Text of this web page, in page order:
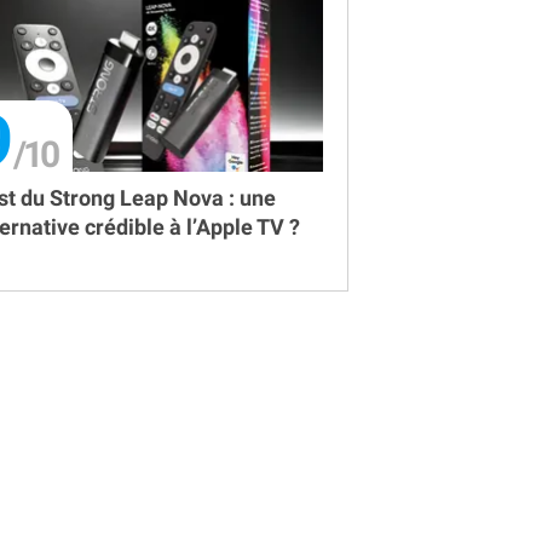
du Strong Leap Nova : une
crédible à l’Apple TV ?